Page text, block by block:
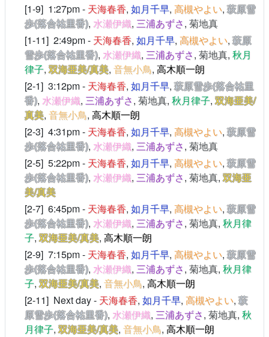
[1-9] 1:27pm - 天海春香, 如月千早, 高槻やよい,萩原雪
歩(落合祐里香), 水瀬伊織, 三浦あずさ, 菊地真
[1-11] 2:49pm - 天海春香, 如月千早, 高槻やよい,萩原
雪歩(落合祐里香), 水瀬伊織, 三浦あずさ, 菊地真, 秋月
律子,双海亜美/真美, 音無小鳥, 高木順一朗
[2-1] 3:12pm - 天海春香, 如月千早,萩原雪歩(落合祐里
香), 水瀬伊織, 三浦あずさ, 菊地真, 秋月律子,双海亜美/
真美, 音無小鳥, 高木順一朗
[2-3] 4:31pm - 天海春香, 如月千早, 高槻やよい,萩原雪
歩(落合祐里香), 水瀬伊織, 三浦あずさ, 菊地真
[2-5] 5:22pm - 天海春香, 如月千早, 高槻やよい,萩原雪
歩(落合祐里香), 水瀬伊織, 三浦あずさ, 菊地真,双海亜
美/真美
[2-7] 6:45pm - 天海春香, 如月千早, 高槻やよい,萩原雪
歩(落合祐里香), 水瀬伊織, 三浦あずさ, 菊地真, 秋月律
子,双海亜美/真美, 高木順一朗
[2-9] 7:15pm - 天海春香, 如月千早, 高槻やよい,萩原雪
歩(落合祐里香), 水瀬伊織, 三浦あずさ, 菊地真, 秋月律
子,双海亜美/真美, 音無小鳥, 高木順一朗
[2-11] Next day - 天海春香, 如月千早, 高槻やよい,萩
原雪歩(落合祐里香), 水瀬伊織, 三浦あずさ, 菊地真, 秋
月律子,双海亜美/真美, 音無小鳥, 高木順一朗